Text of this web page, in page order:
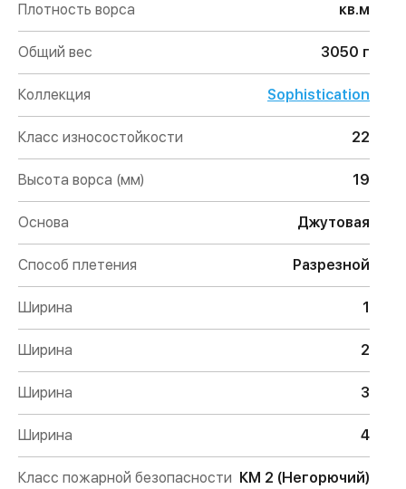
Плотность ворса кв.м
Общий вес 3050 г
Коллекция Sophistication
Класс износостойкости 22
Высота ворса (мм) 19
Основа Джутовая
Способ плетения Разрезной
Ширина 1
Ширина 2
Ширина 3
Ширина 4
Класс пожарной безопасности КМ 2 (Негорючий)